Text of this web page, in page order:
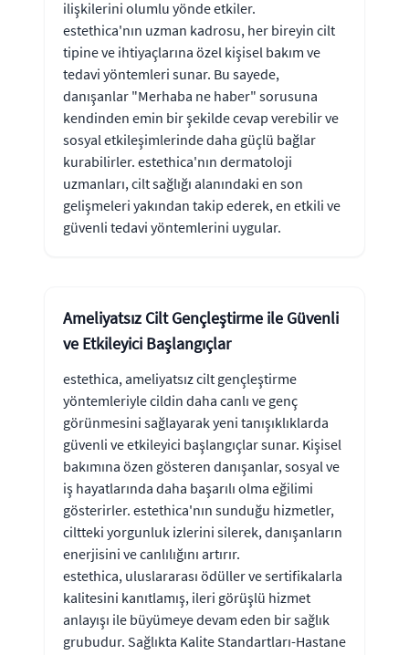
ilişkilerini olumlu yönde etkiler.
estethica'nın uzman kadrosu, her bireyin cilt
tipine ve ihtiyaçlarına özel kişisel bakım ve
tedavi yöntemleri sunar. Bu sayede,
danışanlar "Merhaba ne haber" sorusuna
kendinden emin bir şekilde cevap verebilir ve
sosyal etkileşimlerinde daha güçlü bağlar
kurabilirler. estethica'nın dermatoloji
uzmanları, cilt sağlığı alanındaki en son
gelişmeleri yakından takip ederek, en etkili ve
güvenli tedavi yöntemlerini uygular.
Ameliyatsız Cilt Gençleştirme ile Güvenli
ve Etkileyici Başlangıçlar
estethica, ameliyatsız cilt gençleştirme
yöntemleriyle cildin daha canlı ve genç
görünmesini sağlayarak yeni tanışıklıklarda
güvenli ve etkileyici başlangıçlar sunar. Kişisel
bakımına özen gösteren danışanlar, sosyal ve
iş hayatlarında daha başarılı olma eğilimi
gösterirler. estethica'nın sunduğu hizmetler,
ciltteki yorgunluk izlerini silerek, danışanların
enerjisini ve canlılığını artırır.
estethica, uluslararası ödüller ve sertifikalarla
kalitesini kanıtlamış, ileri görüşlü hizmet
anlayışı ile büyümeye devam eden bir sağlık
grubudur. Sağlıkta Kalite Standartları-Hastane